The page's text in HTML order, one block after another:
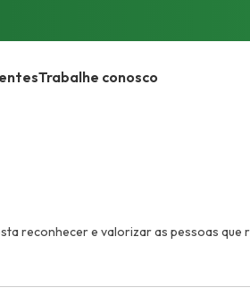
Trabalhe conosco
reconhecer e valorizar as pessoas que